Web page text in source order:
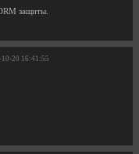
защиты.
10-20 16:41:55